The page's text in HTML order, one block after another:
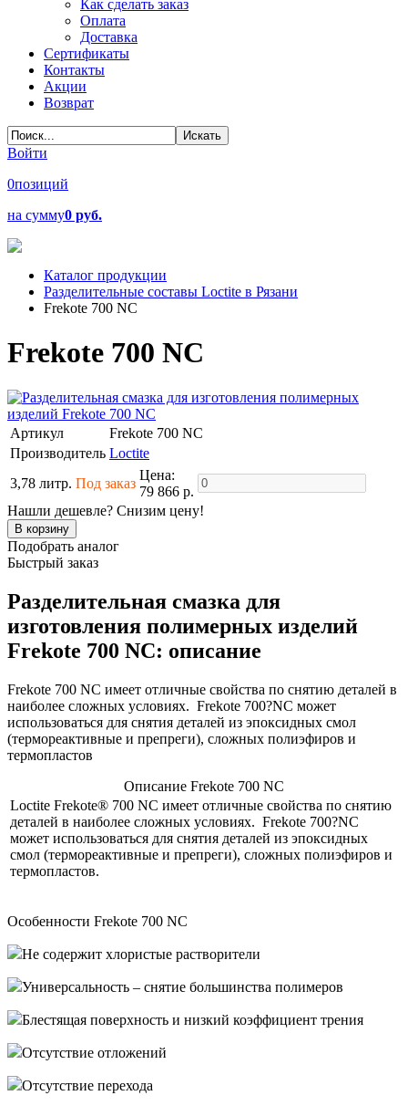
Как сделать заказ
Оплата
Доставка
Сертификаты
Контакты
Акции
Возврат
Войти
0позиций
на сумму0 руб.
Каталог продукции
Разделительные составы Loctite в Рязани
Frekote 700 NC
Frekote 700 NC
Артикул
Frekote 700 NC
Производитель Loctite
3,78 литр. Под заказ
Цена:
79 866 р.
Нашли дешевле? Снизим цену!
Подобрать аналог
Быстрый заказ
Разделительная смазка для
изготовления полимерных изделий
Frekote 700 NC: описание
Frekote 700 NC имеет отличные свойства по снятию деталей в
наиболее сложных условиях. Frekote 700?NC может
использоваться для снятия деталей из эпоксидных смол
(термореактивные и препреги), сложных полиэфиров и
термопластов
Описание Frekote 700 NC
Loctite Frekote® 700 NC имеет отличные свойства по снятию
деталей в наиболее сложных условиях. Frekote 700?NC
может использоваться для снятия деталей из эпоксидных
смол (термореактивные и препреги), сложных полиэфиров и
термопластов.
Особенности Frekote 700 NC
Не содержит хлористые растворители
Универсальность – снятие большинства полимеров
Блестящая поверхность и низкий коэффициент трения
Отсутствие отложений
Отсутствие перехода